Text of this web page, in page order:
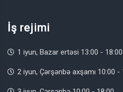
İş rejimi
1 iyun, Bazar ertəsi 13:00 - 18:00
2 iyun, Çərşənbə axşamı 10:00 -